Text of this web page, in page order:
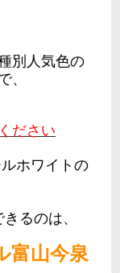
別人気色の
、
ださい
ホワイトの
るのは、
富山今泉